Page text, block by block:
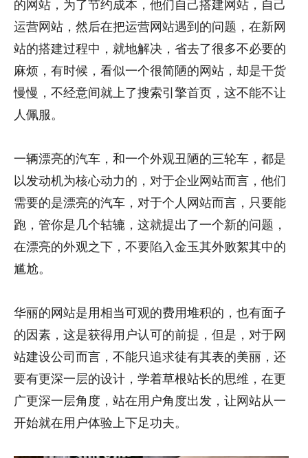
的网站，为了节约成本，他们自己搭建网站，自己
运营网站，然后在把运营网站遇到的问题，在新网
站的搭建过程中，就地解决，省去了很多不必要的
麻烦，有时候，看似一个很简陋的网站，却是干货
慢慢，不经意间就上了搜索引擎首页，这不能不让
人佩服。
一辆漂亮的汽车，和一个外观丑陋的三轮车，都是
以发动机为核心动力的，对于企业网站而言，他们
需要的是漂亮的汽车，对于个人网站而言，只要能
跑，管你是几个轱辘，这就提出了一个新的问题，
在漂亮的外观之下，不要陷入金玉其外败絮其中的
尴尬。
华丽的网站是用相当可观的费用堆积的，也有面子
的因素，这是获得用户认可的前提，但是，对于网
站建设公司而言，不能只追求徒有其表的美丽，还
要有更深一层的设计，学着草根站长的思维，在更
广更深一层角度，站在用户角度出发，让网站从一
开始就在用户体验上下足功夫。